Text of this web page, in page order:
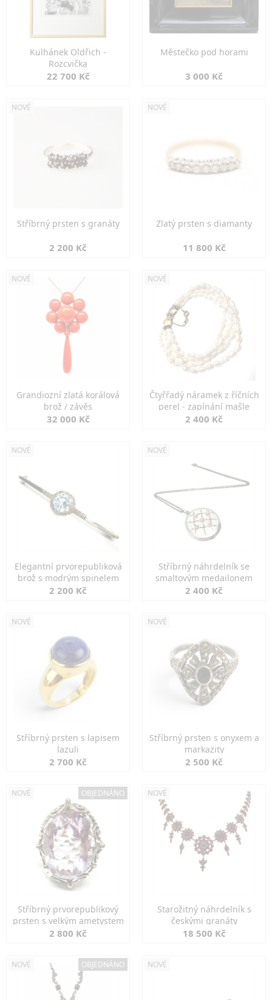
Kulhánek Oldřich -
Rozcvička
22 700 Kč
Městečko pod horami
3 000 Kč
NOVÉ
Stříbrný prsten s granáty
2 200 Kč
NOVÉ
Zlatý prsten s diamanty
11 800 Kč
NOVÉ
Grandiozní zlatá korálová
brož / závěs
32 000 Kč
NOVÉ
Čtyřřadý náramek z říčních
perel - zapínání mašle
2 400 Kč
NOVÉ
Elegantní prvorepubliková
brož s modrým spinelem
2 200 Kč
NOVÉ
Stříbrný náhrdelník se
smaltovým medailonem
2 400 Kč
NOVÉ
Stříbrný prsten s lapisem
lazuli
2 700 Kč
NOVÉ
Stříbrný prsten s onyxem a
markazity
2 500 Kč
NOVÉ OBJEDNÁNO
Stříbrný prvorepublikový
prsten s velkým ametystem
2 800 Kč
NOVÉ
Starožitný náhrdelník s
českými granáty
18 500 Kč
NOVÉ OBJEDNÁNO NOVÉ